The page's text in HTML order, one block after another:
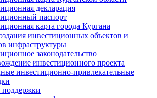
декларация
паспорт
карта города Кургана
инвестиционных объектов и
инфраструктуры
законодательство
инвестиционного проекта
инвестиционно-привлекательные